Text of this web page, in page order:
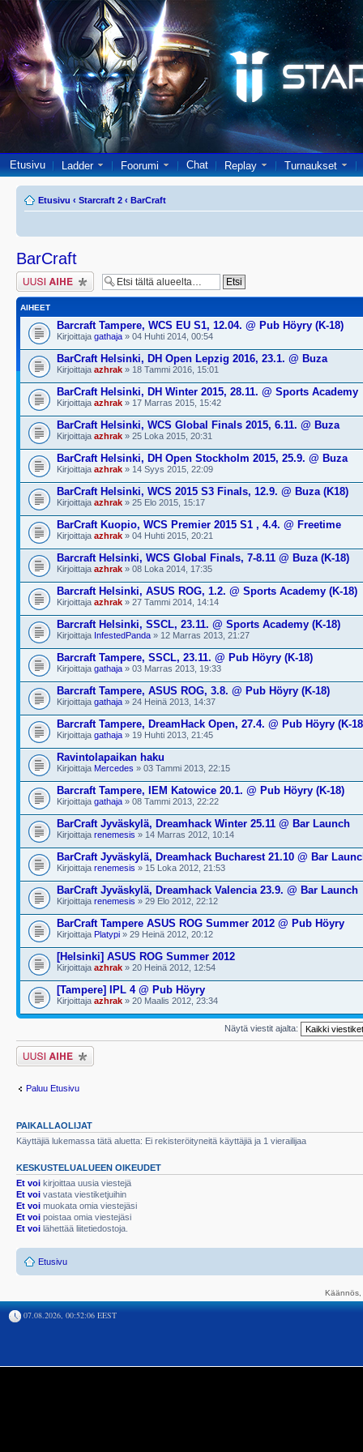
Etusivu Ladder Foorumi Chat Replay Turnaukset
Etusivu ‹ Starcraft 2 ‹ BarCraft
BarCraft
Lähetä uusi viesti
AIHEET
Barcraft Tampere, WCS EU S1, 12.04. @ Pub Höyry (K-18)
Kirjoittaja gathaja » 04 Huhti 2014, 00:54
BarCraft Helsinki, DH Open Lepzig 2016, 23.1. @ Buza
Kirjoittaja azhrak » 18 Tammi 2016, 15:01
BarCraft Helsinki, DH Winter 2015, 28.11. @ Sports Academy
Kirjoittaja azhrak » 17 Marras 2015, 15:42
BarCraft Helsinki, WCS Global Finals 2015, 6.11. @ Buza
Kirjoittaja azhrak » 25 Loka 2015, 20:31
BarCraft Helsinki, DH Open Stockholm 2015, 25.9. @ Buza
Kirjoittaja azhrak » 14 Syys 2015, 22:09
BarCraft Helsinki, WCS 2015 S3 Finals, 12.9. @ Buza (K18)
Kirjoittaja azhrak » 25 Elo 2015, 15:17
BarCraft Kuopio, WCS Premier 2015 S1 , 4.4. @ Freetime
Kirjoittaja azhrak » 04 Huhti 2015, 20:21
Barcraft Helsinki, WCS Global Finals, 7-8.11 @ Buza (K-18)
Kirjoittaja azhrak » 08 Loka 2014, 17:35
Barcraft Helsinki, ASUS ROG, 1.2. @ Sports Academy (K-18)
Kirjoittaja azhrak » 27 Tammi 2014, 14:14
Barcraft Helsinki, SSCL, 23.11. @ Sports Academy (K-18)
Kirjoittaja InfestedPanda » 12 Marras 2013, 21:27
Barcraft Tampere, SSCL, 23.11. @ Pub Höyry (K-18)
Kirjoittaja gathaja » 03 Marras 2013, 19:33
Barcraft Tampere, ASUS ROG, 3.8. @ Pub Höyry (K-18)
Kirjoittaja gathaja » 24 Heinä 2013, 14:37
Barcraft Tampere, DreamHack Open, 27.4. @ Pub Höyry (K-
Kirjoittaja gathaja » 19 Huhti 2013, 21:45
Ravintolapaikan haku
Kirjoittaja Mercedes » 03 Tammi 2013, 22:15
Barcraft Tampere, IEM Katowice 20.1. @ Pub Höyry (K-18)
Kirjoittaja gathaja » 08 Tammi 2013, 22:22
BarCraft Jyväskylä, Dreamhack Winter 25.11 @ Bar Launch
Kirjoittaja renemesis » 14 Marras 2012, 10:14
BarCraft Jyväskylä, Dreamhack Bucharest 21.10 @ Bar
Kirjoittaja renemesis » 15 Loka 2012, 21:53
BarCraft Jyväskylä, Dreamhack Valencia 23.9. @ Bar Launch
Kirjoittaja renemesis » 29 Elo 2012, 22:12
BarCraft Tampere ASUS ROG Summer 2012 @ Pub Höyry
Kirjoittaja Platypi » 29 Heinä 2012, 20:12
[Helsinki] ASUS ROG Summer 2012
Kirjoittaja azhrak » 20 Heinä 2012, 12:54
[Tampere] IPL 4 @ Pub Höyry
Kirjoittaja azhrak » 20 Maalis 2012, 23:34
Näytä viestit ajalta:
Lähetä uusi viesti
Paluu Etusivu
PAIKALLAOLIJAT
Käyttäjiä lukemassa tätä aluetta: Ei rekisteröityneitä käyttäjiä ja 1 vierailijaa
KESKUSTELUALUEEN OIKEUDET
Et voi kirjoittaa uusia viestejä
Et voi vastata viestiketjuihin
Et voi muokata omia viestejäsi
Et voi poistaa omia viestejäsi
Et voi lähettää liitetiedostoja.
Etusivu
07.08.2026, 00:52:06 EEST